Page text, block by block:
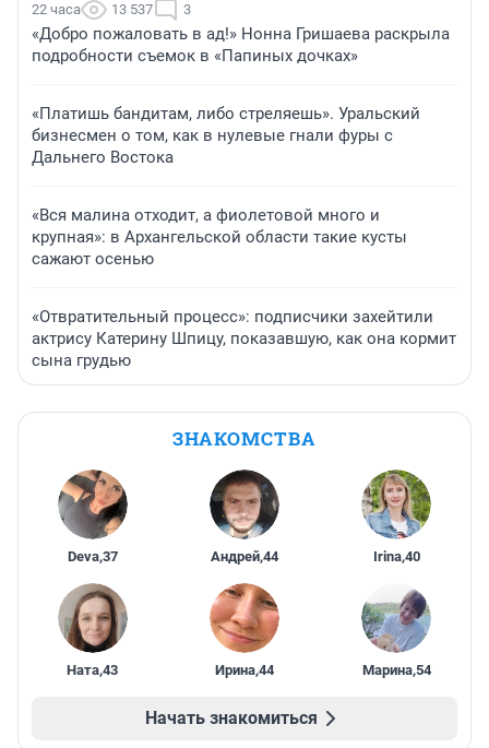
22 часа 13 537 3
«Добро пожаловать в ад!» Нонна Гришаева раскрыла
подробности съемок в «Папиных дочках»
«Платишь бандитам, либо стреляешь». Уральский
бизнесмен о том, как в нулевые гнали фуры с
Дальнего Востока
«Вся малина отходит, а фиолетовой много и
крупная»: в Архангельской области такие кусты
сажают осенью
«Отвратительный процесс»: подписчики захейтили
актрису Катерину Шпицу, показавшую, как она кормит
сына грудью
ЗНАКОМСТВА
Deva,37 Андрей,44 Irina,40
Ната,43 Ирина,44 Марина,54
Начать знакомиться